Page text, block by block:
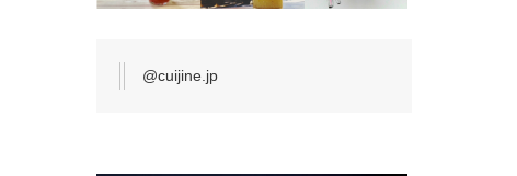
@cuijine.jp